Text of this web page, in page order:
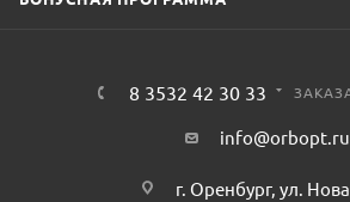
8 3532 42 30 33
info@orbopt.ru
г. Оренбург, ул.